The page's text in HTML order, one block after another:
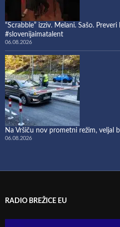
“Scrabble” izziv. Melani. Sašo.
#slovenijaimatalent
06.08.2026
Na Vršiču nov prometni režim, veljal
06.08.2026
RADIO BREŽICE EU